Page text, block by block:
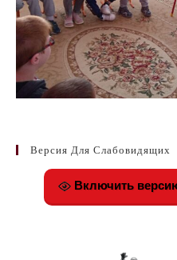
Версия Для Слабовидящих
Включить